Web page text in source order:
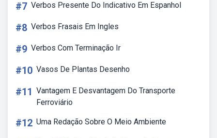
#7 Verbos Presente Do Indicativo Em Espanhol
#8 Verbos Frasais Em Ingles
#9 Verbos Com Terminação Ir
#10 Vasos De Plantas Desenho
#11 Vantagem E Desvantagem Do Transporte
Ferroviário
#12 Uma Redação Sobre O Meio Ambiente